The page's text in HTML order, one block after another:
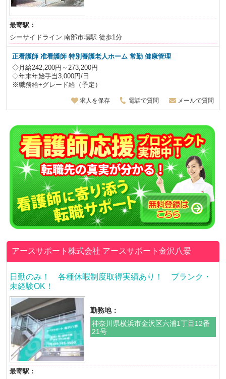
最寄駅：
シーサイドライン 南部市場駅 徒歩1分
正看護師 准看護師 特別養護老人ホーム常勤 健康管理
◇月給242,200円～273,200円
◇年末年始手当3,000円/日
※職務給+グレード給（予定）
求人を保存 電話で質問 メールで質問
アースサポート株式会社 アースサポート金沢八景
日勤のみ！ 各種休暇制度取得実績あり！ ブランク・
未経験OK！
勤務地：
神奈川県横浜市金沢区六浦1丁目12番
21号
最寄駅：